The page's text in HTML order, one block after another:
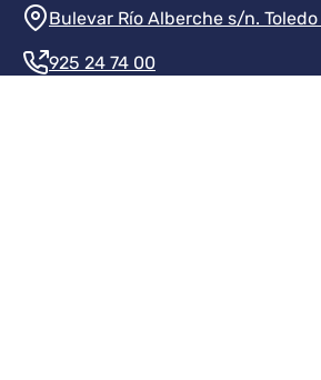
Información de la
Bulevar Río Alberche s/n. Toledo
925 24 74 00